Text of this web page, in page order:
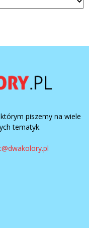
piszemy na wiele
tematyk.